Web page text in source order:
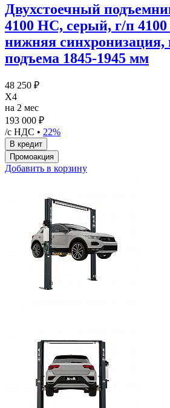
Двухстоечный
4100 НС, серый, г/п 4100
нижняя синхронизация,
подъема 1845-1945 мм
48 250 ₽
X4
на 2 мес
193 000 ₽
/с НДС • 22%
Добавить в корзину